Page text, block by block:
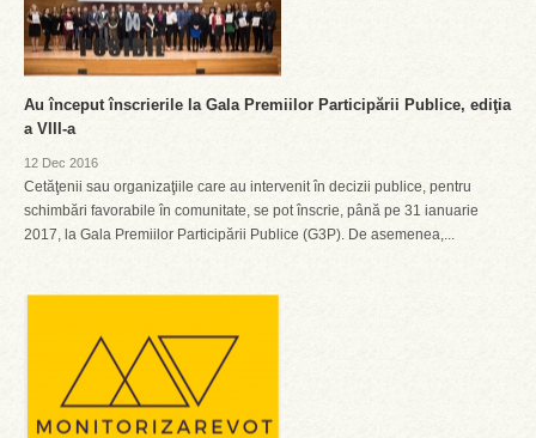
Au început înscrierile la Gala Premiilor Participării Publice, ediţia
a VIII-a
12 Dec 2016
Cetăţenii sau organizaţiile care au intervenit în decizii publice, pentru
schimbări favorabile în comunitate, se pot înscrie, până pe 31 ianuarie
2017, la Gala Premiilor Participării Publice (G3P). De asemenea,...